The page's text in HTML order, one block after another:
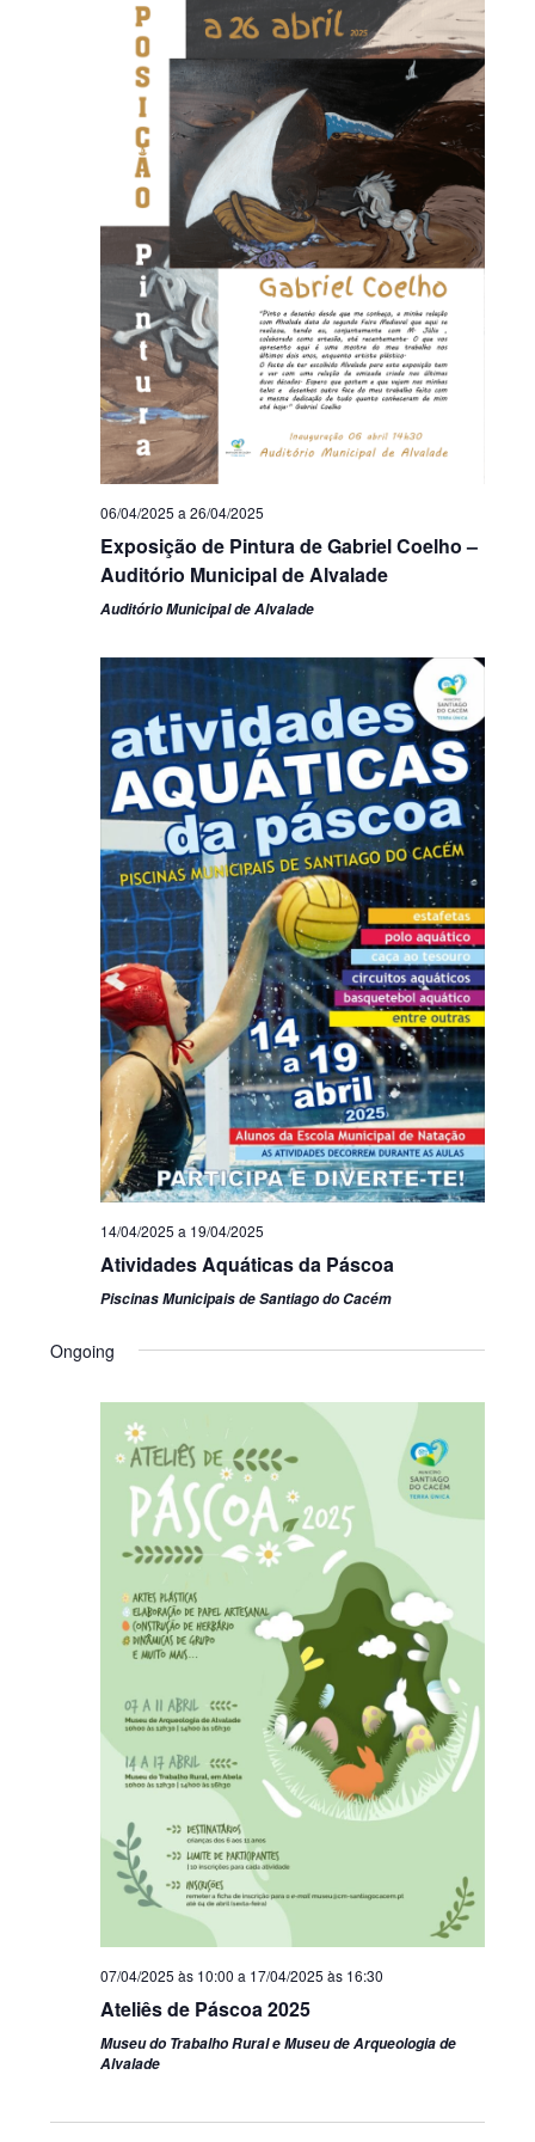
06/04/2025 a 26/04/2025
Exposição de Pintura de Gabriel Coelho –
Auditório Municipal de Alvalade
Auditório Municipal de Alvalade
14/04/2025 a 19/04/2025
Atividades Aquáticas da Páscoa
Piscinas Municipais de Santiago do Cacém
Ongoing
07/04/2025 às 10:00 a 17/04/2025 às 16:30
Ateliês de Páscoa 2025
Museu do Trabalho Rural e Museu de Arqueologia de
Alvalade